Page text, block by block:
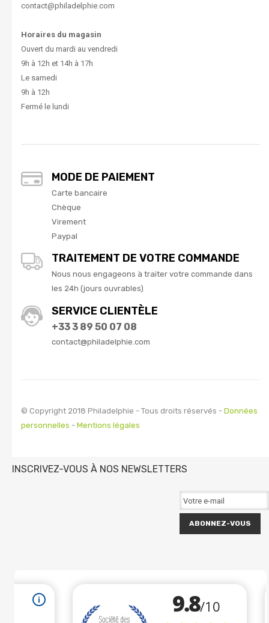
contact@philadelphie.com
Horaires du magasin
Ouvert du mardi au vendredi
9h à 12h et 14h à 17h
Le samedi
9h à 12h
Fermé le lundi
MODE DE PAIEMENT
Carte bancaire
Chèque
Virement
Paypal
TRAITEMENT DE VOTRE COMMANDE
Nous nous engageons à traiter votre commande dans
les 24h (jours ouvrables)
SERVICE CLIENTÈLE
+33 3 89 50 07 08
contact@philadelphie.com
© Copyright 2018 Philadelphie - Tous droits réservés - Données
personnelles - Mentions légales
INSCRIVEZ-VOUS À NOS NEWSLETTERS
ABONNEZ-VOUS